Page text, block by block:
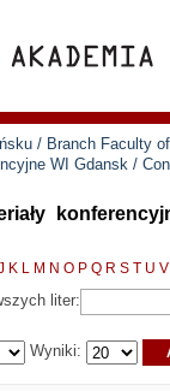
/ Branch Faculty
WI Gdansk /
K L M N O P Q R S T U V
liter:
Wyniki: